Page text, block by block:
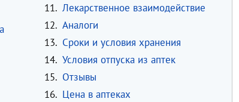
11. Лекарственное взаимодействие
12. Аналоги
13. Сроки и условия хранения
14. Условия отпуска из аптек
15. Отзывы
16. Цена в аптеках